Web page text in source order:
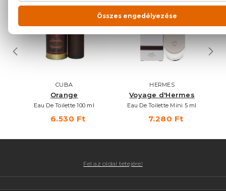
CUBA
Orange
Eau De Toilette 100 ml
6.530 Ft
HERMES
Voyage d'Hermes
Eau De Toilette Mini 5 ml
7.280 Ft
Fel az oldal tetejére!